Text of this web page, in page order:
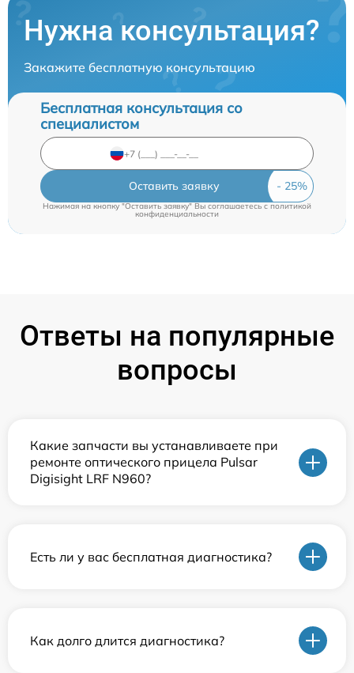
Нужна консультация?
Закажите бесплатную консультацию
Бесплатная консультация со
специалистом
Оставить заявку
Нажимая на кнопку "Оставить заявку" Вы соглашаетесь c политикой
конфиденциальности
Ответы на популярные
вопросы
Какие запчасти вы устанавливаете при
ремонте оптического прицела Pulsar
Digisight LRF N960?
Есть ли у вас бесплатная диагностика?
Как долго длится диагностика?